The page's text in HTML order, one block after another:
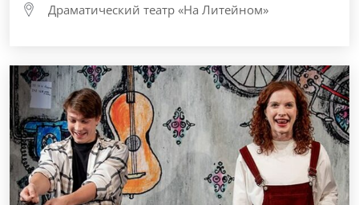
Драматический театр «На Литейном»